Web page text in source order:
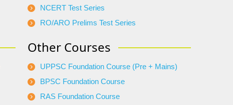
NCERT Test Series
RO/ARO Prelims Test Series
Other Courses
UPPSC Foundation Course (Pre + Mains)
BPSC Foundation Course
RAS Foundation Course